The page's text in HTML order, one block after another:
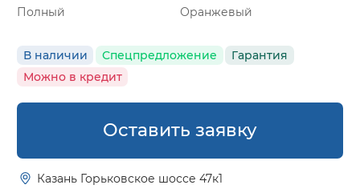
Полный
Оранжевый
В наличии Спецпредложение
Гарантия
Можно в кредит
Оставить заявку
Казань Горьковское шоссе 47к1